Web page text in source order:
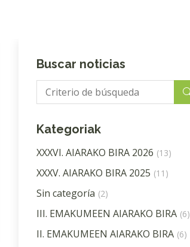
Buscar noticias
Kategoriak
XXXVI. AIARAKO BIRA 2026 (13)
XXXV. AIARAKO BIRA 2025 (11)
Sin categoría (2)
III. EMAKUMEEN AIARAKO BIRA (6)
II. EMAKUMEEN AIARAKO BIRA (6)